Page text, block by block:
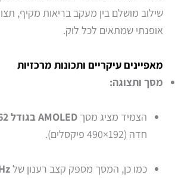
שילוב מושלם בין מעקב בריאות מקיף,
אופנתי שמתאים לכל לוק.
מאפיינים עיקריים ותכונות מרכזיות
מסך ותצוגה:
הצמיד מציג מסך AMOLED בגודל 1.62 אינץ'
חדה (192×490 פיקסלים).
כמו כן, המסך מספק קצב רענון של